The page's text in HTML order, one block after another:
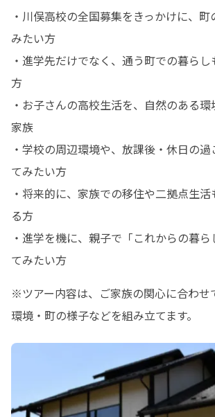
・川俣高校の全国募集をきっかけに、町
みたい方
・進学先だけでなく、通う町での暮ら
方
・お子さんの高校生活を、自然のある
家族
・学校の周辺環境や、放課後・休日の
てみたい方
・将来的に、家族での移住や二拠点生
る方
・進学を機に、親子で「これからの暮
てみたい方
※ツアー内容は、ご家族の関心に合わせ
環境・町の様子などを組み立てます。